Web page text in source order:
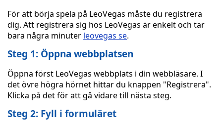
För att börja spela på LeoVegas måste du registrera
dig. Att registrera sig hos LeoVegas är enkelt och tar
bara några minuter leovegas se.
Steg 1: Öppna webbplatsen
Öppna först LeoVegas webbplats i din webbläsare. I
det övre högra hörnet hittar du knappen "Registrera".
Klicka på det för att gå vidare till nästa steg.
Steg 2: Fyll i formuläret